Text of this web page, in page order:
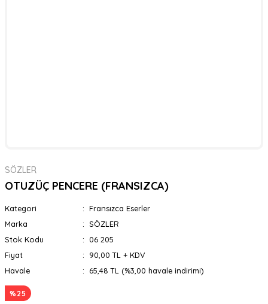
SÖZLER
OTUZÜÇ PENCERE (FRANSIZCA)
Kategori
Fransızca Eserler
Marka
SÖZLER
Stok Kodu
06 205
Fiyat
90,00 TL + KDV
Havale
65,48 TL (%3,00 havale indirimi)
%25